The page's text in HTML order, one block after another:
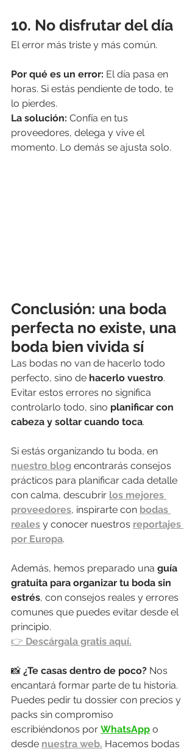
10. No disfrutar del día
El error más triste y más común.
Por qué es un error: El día pasa en
horas. Si estás pendiente de todo, te
lo pierdes.
La solución: Confía en tus
proveedores, delega y vive el
momento. Lo demás se ajusta solo.
Conclusión: una boda
perfecta no existe, una
boda bien vivida sí
Las bodas no van de hacerlo todo
perfecto, sino de hacerlo vuestro.
Evitar estos errores no significa
controlarlo todo, sino planificar con
cabeza y soltar cuando toca.
Si estás organizando tu boda, en
nuestro blog encontrarás consejos
prácticos para planificar cada detalle
con calma, descubrir los mejores
proveedores, inspirarte con bodas
reales y conocer nuestros reportajes
por Europa.
Además, hemos preparado una guía
gratuita para organizar tu boda sin
estrés, con consejos reales y errores
comunes que puedes evitar desde el
principio.
👉 Descárgala gratis aquí.
📸 ¿Te casas dentro de poco? Nos
encantará formar parte de tu historia.
Puedes pedir tu dossier con precios y
packs sin compromiso
escribiéndonos por WhatsApp o
desde nuestra web. Hacemos bodas